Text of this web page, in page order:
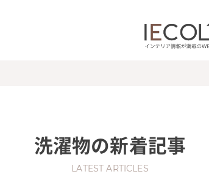
洗濯物の新着記事
LATEST ARTICLES